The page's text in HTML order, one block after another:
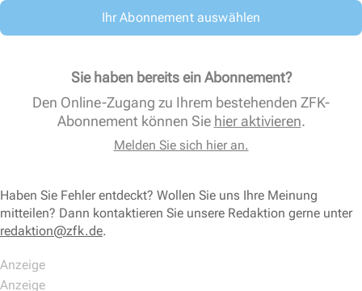
Ihr Abonnement auswählen
Sie haben bereits ein Abonnement?
Den Online-Zugang zu Ihrem bestehenden ZFK-
Abonnement können Sie hier aktivieren.
Melden Sie sich hier an.
Haben Sie Fehler entdeckt? Wollen Sie uns Ihre Meinung
mitteilen? Dann kontaktieren Sie unsere Redaktion gerne unter
redaktion@zfk.de.